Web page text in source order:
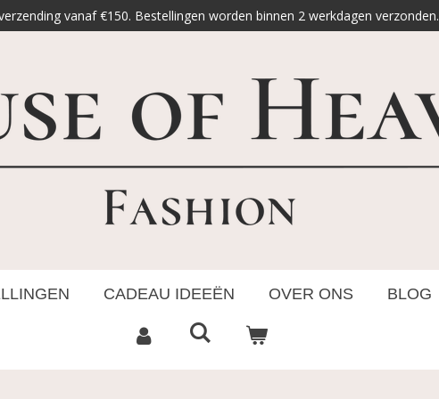
vanaf €150. Bestellingen worden binnen 2 werkdagen verzonden.
CADEAU IDEEËN OVER ONS BLOG